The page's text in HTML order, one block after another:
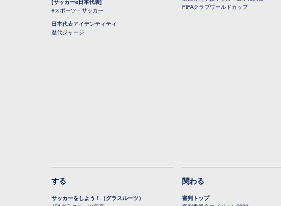
[サッカーe日本代表]
eスポーツ・サッカー
日本代表アイデンティティ
歴代ジャージ
FIFAクラブワールドカップ
する
サッカーをしよう！（グラスルーツ）
関わる
審判トップ